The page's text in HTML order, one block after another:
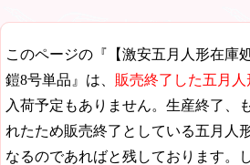
このページの『【激安五月人形在庫
鎧8号単品』は、 販売終了した五月人
入荷予定もありません。生産終了、
れたため販売終了としている五月人
なるのであればと残しております。